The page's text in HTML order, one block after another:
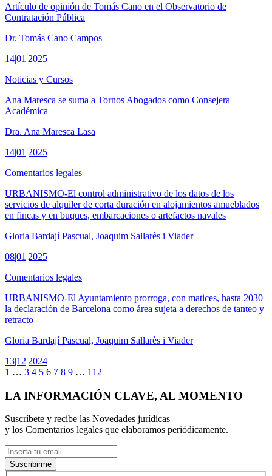
Artículo de opinión de Tomás Cano en el Observatorio de
Contratación Pública
Dr. Tomás Cano Campos
14|01|2025
Noticias y Cursos
Ana Maresca se suma a Tornos Abogados como Consejera
Académica
Dra. Ana Maresca Lasa
14|01|2025
Comentarios legales
URBANISMO-El control administrativo de los datos de los
servicios de alquiler de corta duración en alojamientos amueblados
en fincas y en buques, embarcaciones o artefactos navales
Gloria Bardají Pascual, Joaquim Sallarès i Viader
08|01|2025
Comentarios legales
URBANISMO-El Ayuntamiento prorroga, con matices, hasta 2030
la declaración de Barcelona como área sujeta a derechos de tanteo y
retracto
Gloria Bardají Pascual, Joaquim Sallarès i Viader
13|12|2024
1 … 3 4 5 6 7 8 9 … 112
LA INFORMACIÓN CLAVE, AL MOMENTO
Suscríbete y recibe las Novedades jurídicas
y los Comentarios legales que elaboramos periódicamente.